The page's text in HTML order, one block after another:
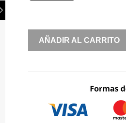
OFF
SHOULDER
AÑADIR AL CARRITO